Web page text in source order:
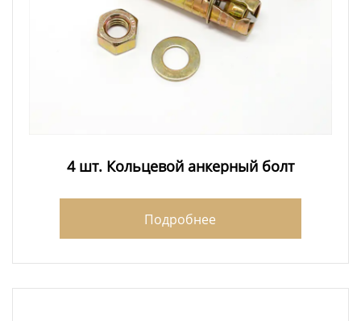
4 шт. Кольцевой анкерный болт
Подробнее